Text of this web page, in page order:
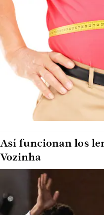
Así funcionan los
Vozinha